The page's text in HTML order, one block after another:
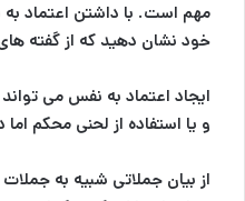
مهم است. با داشتن اعتماد به
خود نشان دهید که از گفته
ایجاد اعتماد به نفس می
و یا استفاده از لحنی محکم
از بیان جملاتی شبیه به